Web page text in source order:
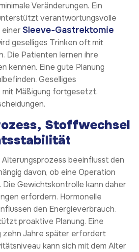
Veränderungen. Ein
verantwortungsvolle
einerSleeve-Gastrektomie
geselliges Trinken oft mit
Die Patienten lernen ihre
kennen. Eine gute Planung
Geselliges
mit Mäßigung fortgesetzt.
Stoffwechsel
beeinflusst den
davon, ob eine Operation
Gewichtskontrolle kann daher
erfordern. Hormonelle
den Energieverbrauch.
proaktive Planung. Eine
zehn Jahre später erfordert
kann sich mit dem Alter